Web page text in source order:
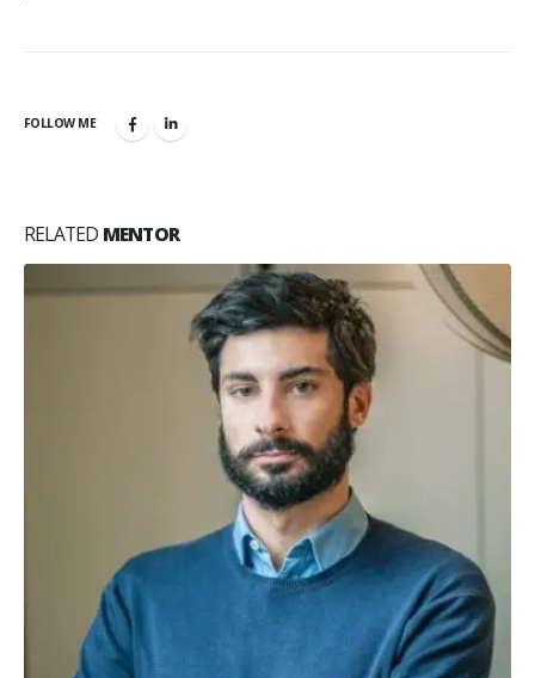
FOLLOW ME
RELATED MENTOR